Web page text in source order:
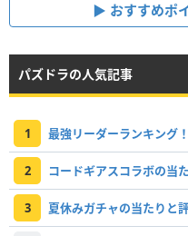
おすすめポ
パズドラの人気記事
1 最強リーダーランキング
2 コードギアスコラボの当
3 夏休みガチャの当たりと